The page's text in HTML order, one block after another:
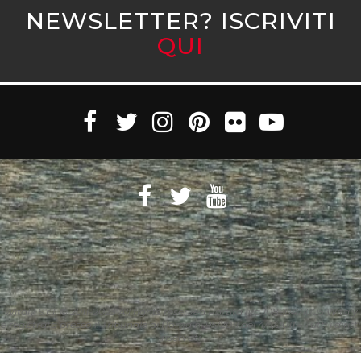
NEWSLETTER? ISCRIVITI
QUI
Witaly S.r.l. © 2011-2023 All rights reserved Partita Iva 10890471005 Witaly
è registrata presso il Tribunale di Roma n. 95/2011 del 4/4/2011 – Tutti i diritti
riservati